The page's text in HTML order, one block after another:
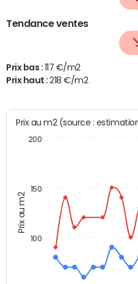
Tendance ventes
Prix bas :
117 €/m2
Prix haut :218 €/m2
Prix au m2
Prix au m2 (source :
100
150
200